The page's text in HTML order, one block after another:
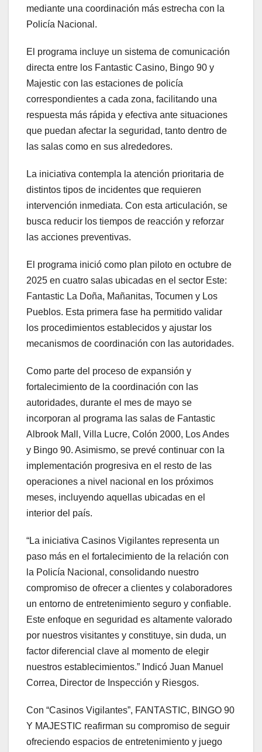
mediante una coordinación más estrecha con la
Policía Nacional.
El programa incluye un sistema de comunicación
directa entre los Fantastic Casino, Bingo 90 y
Majestic con las estaciones de policía
correspondientes a cada zona, facilitando una
respuesta más rápida y efectiva ante situaciones
que puedan afectar la seguridad, tanto dentro de
las salas como en sus alrededores.
La iniciativa contempla la atención prioritaria de
distintos tipos de incidentes que requieren
intervención inmediata. Con esta articulación, se
busca reducir los tiempos de reacción y reforzar
las acciones preventivas.
El programa inició como plan piloto en octubre de
2025 en cuatro salas ubicadas en el sector Este:
Fantastic La Doña, Mañanitas, Tocumen y Los
Pueblos. Esta primera fase ha permitido validar
los procedimientos establecidos y ajustar los
mecanismos de coordinación con las autoridades.
Como parte del proceso de expansión y
fortalecimiento de la coordinación con las
autoridades, durante el mes de mayo se
incorporan al programa las salas de Fantastic
Albrook Mall, Villa Lucre, Colón 2000, Los Andes
y Bingo 90. Asimismo, se prevé continuar con la
implementación progresiva en el resto de las
operaciones a nivel nacional en los próximos
meses, incluyendo aquellas ubicadas en el
interior del país.
“La iniciativa Casinos Vigilantes representa un
paso más en el fortalecimiento de la relación con
la Policía Nacional, consolidando nuestro
compromiso de ofrecer a clientes y colaboradores
un entorno de entretenimiento seguro y confiable.
Este enfoque en seguridad es altamente valorado
por nuestros visitantes y constituye, sin duda, un
factor diferencial clave al momento de elegir
nuestros establecimientos.” Indicó Juan Manuel
Correa, Director de Inspección y Riesgos.
Con “Casinos Vigilantes”, FANTASTIC, BINGO 90
Y MAJESTIC reafirman su compromiso de seguir
ofreciendo espacios de entretenimiento y juego